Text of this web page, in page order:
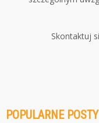
Skontaktuj
POPULARNE POSTY